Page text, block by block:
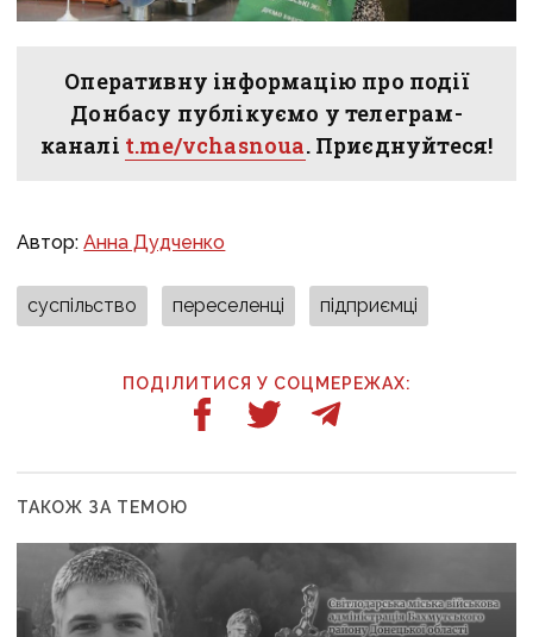
Оперативну інформацію про події
Донбасу публікуємо у телеграм-
каналі t.me/vchasnoua. Приєднуйтеся!
Автор:Анна Дудченко
суспільство переселенці підприємці
ПОДІЛИТИСЯ У СОЦМЕРЕЖАХ:
ТАКОЖ ЗА ТЕМОЮ